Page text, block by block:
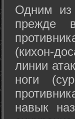
Одним из
прежде
(кихон-
линии
ноги
навык